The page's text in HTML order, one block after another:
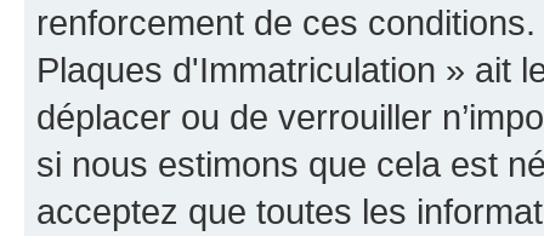
renforcement de ces
Plaques d'Immatriculation » ait
déplacer ou de verrouiller
si nous estimons que cela est
acceptez que toutes les